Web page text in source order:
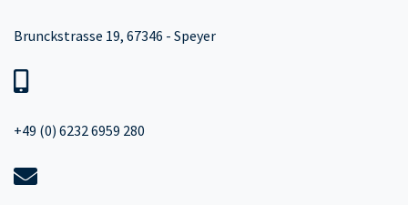
Brunckstrasse 19, 67346 - Speyer
+49 (0) 6232 6959 280